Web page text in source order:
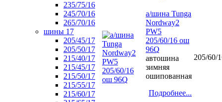
235/75/16
245/70/16
265/70/16
шины 17
205/45/17
205/50/17
215/40/17
215/45/17
215/50/17
215/55/17
215/60/17
а/шина Tunga
Nordway2
PW5
205/60/16 ош
96Q
автошина
зимняя
ошипованная
Подробнее...
205/60/